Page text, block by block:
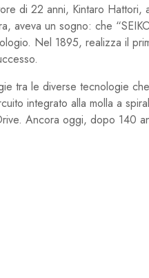
di 22 anni, Kintaro
aveva un sogno: che
Nel 1895, realizza il
tra le diverse tecnologie
integrato alla molla a
Ancora oggi, dopo 140